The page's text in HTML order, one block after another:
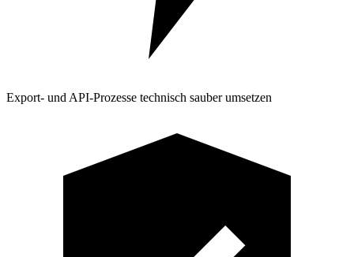
Export- und API-Prozesse technisch sauber umsetzen